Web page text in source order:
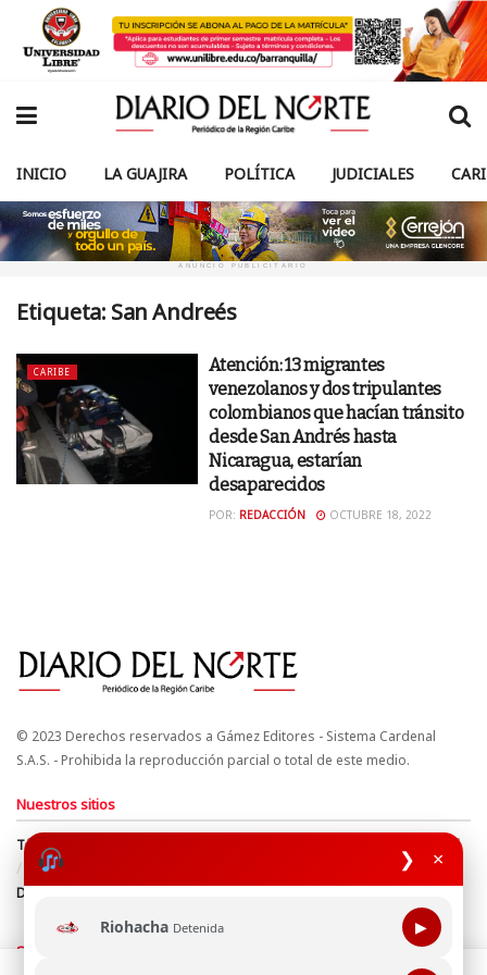
❯ ×
Riohacha Detenida ▶
INICIO LA GUAJIRA POLÍTICA JUDICIALES
ANUNCIO PUBLICITARIO
Etiqueta: San Andreés
CARIBE
Atención: 13 migrantes
venezolanos y dos tripulantes
colombianos que hacían tránsito
desde San Andrés hasta
Nicaragua, estarían
desaparecidos
POR: REDACCIÓN OCTUBRE 18, 2022
© 2023 Derechos reservados a Gámez Editores - Sistema Cardenal
S.A.S. - Prohibida la reproducción parcial o total de este medio.
Nuestros sitios
Términos y Condiciones
Derechos de Autor y Propiedad Intelectual
Política de uso de cookies
Política de Tratamiento de Datos
Directrices Editoriales
Síguenos